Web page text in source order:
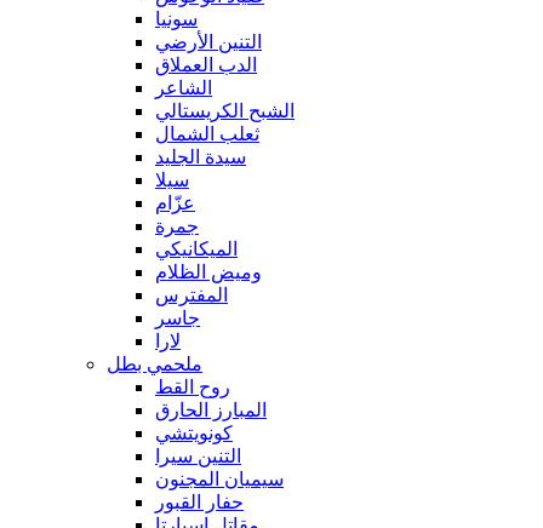
سونيا
التنين الأرضي
الدب العملاق
الشاعر
الشبح الكريستالي
ثعلب الشمال
سيدة الجليد
سيلا
عزّام
جمرة
الميكانيكي
وميض الظلام
المفترس
جاسر
لارا
ملحمي بطل
روح القط
المبارز الحارق
كونويتشي
التنين سيرا
سيميان المجنون
حفار القبور